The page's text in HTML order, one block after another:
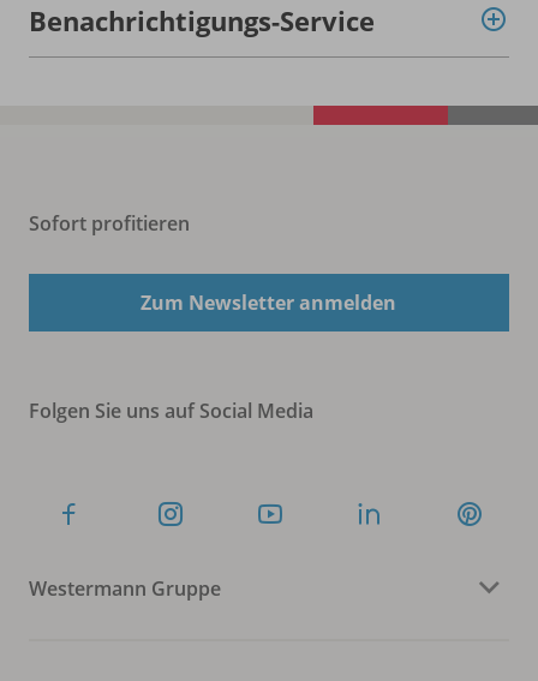
Benachrichtigungs-Service
Sofort profitieren
Zum Newsletter anmelden
Folgen Sie uns auf Social Media
Westermann Gruppe